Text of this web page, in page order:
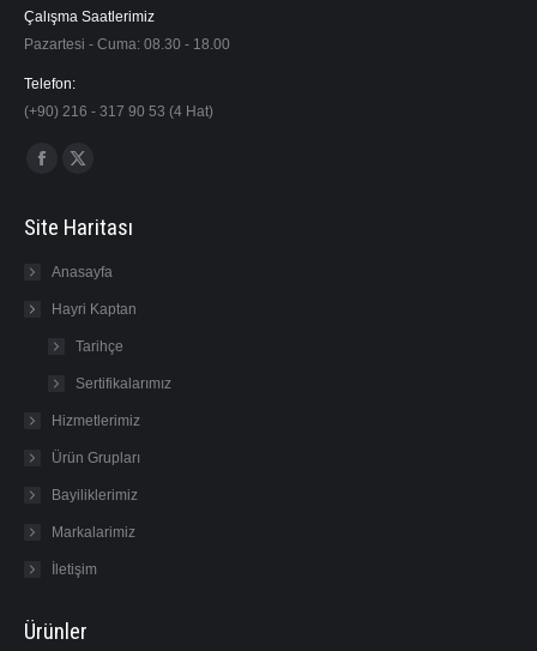
Çalışma Saatlerimiz
Pazartesi - Cuma: 08.30 - 18.00
Telefon:
(+90) 216 - 317 90 53 (4 Hat)
Find us on:
opensopens
in
Site Haritası
Anasayfa
Hayri Kaptan
Tarihçe
Sertifikalarımız
Hizmetlerimiz
Ürün Grupları
Bayiliklerimiz
Markalarimiz
İletişim
Ürünler